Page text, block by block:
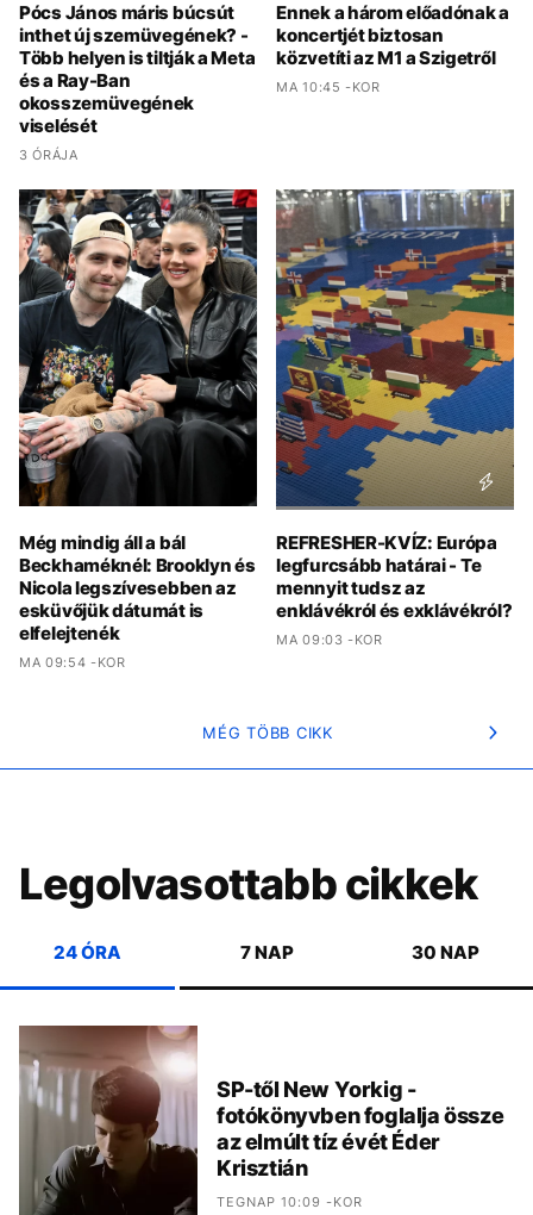
Pócs János máris búcsút
inthet új szemüvegének? -
Több helyen is tiltják a Meta
és a Ray-Ban
okosszemüvegének
viselését
3 ÓRÁJA
Ennek a három előadónak a
koncertjét biztosan
közvetíti az M1 a Szigetről
MA 10:45 -KOR
Még mindig áll a bál
Beckhaméknél: Brooklyn és
Nicola legszívesebben az
esküvőjük dátumát is
elfelejtenék
MA 09:54 -KOR
REFRESHER-KVÍZ: Európa
legfurcsább határai - Te
mennyit tudsz az
enklávékról és exklávékról?
MA 09:03 -KOR
MÉG TÖBB CIKK
Legolvasottabb cikkek
24 ÓRA 7 NAP 30 NAP
SP-től New Yorkig -
fotókönyvben foglalja össze
az elmúlt tíz évét Éder
Krisztián
TEGNAP 10:09 -KOR